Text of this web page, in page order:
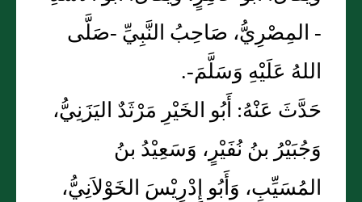
- المِصْرِيُّ، صَاحِبُ النَّبِيِّ -صَلَّى
اللهُ عَلَيْهِ وَسَلَّمَ-.
حَدَّثَ عَنْهُ: أَبُو الخَيْرِ مَرْثَدٌ اليَزَنِيُّ،
وَجُبَيْرُ بنُ نُفَيْرٍ، وَسَعِيْدُ بنُ
المُسَيِّبِ، وَأَبُو إِدْرِيْسَ الخَوْلاَنِيُّ،